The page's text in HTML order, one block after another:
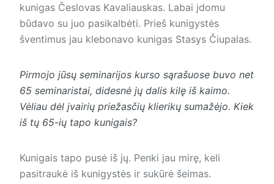
kunigas Česlovas Kavaliauskas. Labai įdomu
būdavo su juo pasikalbėti. Prieš kunigystės
šventimus jau klebonavo kunigas Stasys Čiupalas.
Pirmojo jūsų seminarijos kurso sąrašuose buvo net
65 seminaristai, didesnė jų dalis kilę iš kaimo.
Vėliau dėl įvairių priežasčių klierikų sumažėjo. Kiek
iš tų 65-ių tapo kunigais?
Kunigais tapo pusė iš jų. Penki jau mirę, keli
pasitraukė iš kunigystės ir sukūrė šeimas.